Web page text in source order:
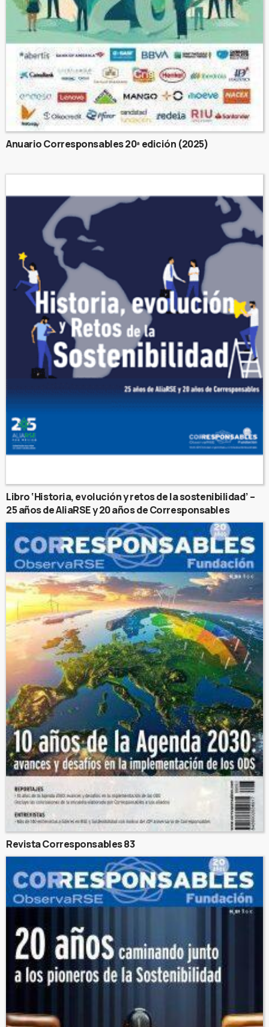
Anuario Corresponsables 20ª edición (2025)
Libro ‘Historia, evolución y retos de la sostenibilidad’ –
25 años de AliaRSE y 20 años de Corresponsables
Revista Corresponsables 83